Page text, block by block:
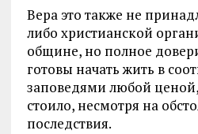
Вера это также не
либо христианской
общине, но полное
готовы начать жить в
заповедями любой
стоило, несмотря на
последствия.